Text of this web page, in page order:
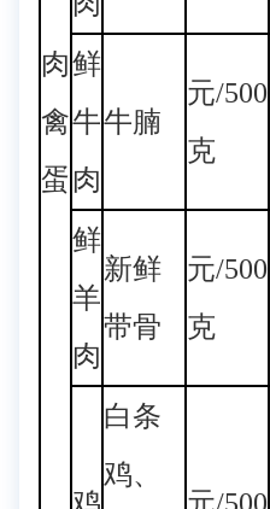
肉
禽
蛋
鲜
牛
肉
牛腩
元/500
克
鲜
羊
肉
新鲜
带骨
元/500
克
白条
鸡、